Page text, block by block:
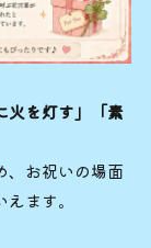
火を灯す」「素
、お祝いの場面
ます。